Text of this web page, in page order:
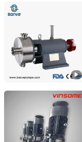
Zhejiang Huatai
Zhejiang, China
Dongguan Vinsome
Guangdong,